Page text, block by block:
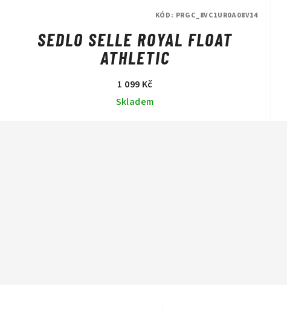
SEDLO SELLE ROYAL FLOAT
ATHLETIC
1 099 Kč
Skladem
KÓD: PRGC_8VC1UR0A08V14